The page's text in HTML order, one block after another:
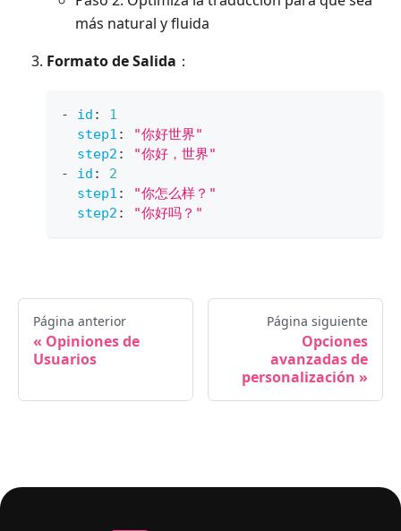
más natural y fluida
Formato de Salida ：
- id :
1
step1 :
"你好世界"
step2 :
"你好，世界"
-
id :
2
step1 :
"你怎么样？"
step2 : "你好吗？"
Página anterior
Opiniones de
Usuarios
Página siguiente
Opciones
avanzadas de
personalización